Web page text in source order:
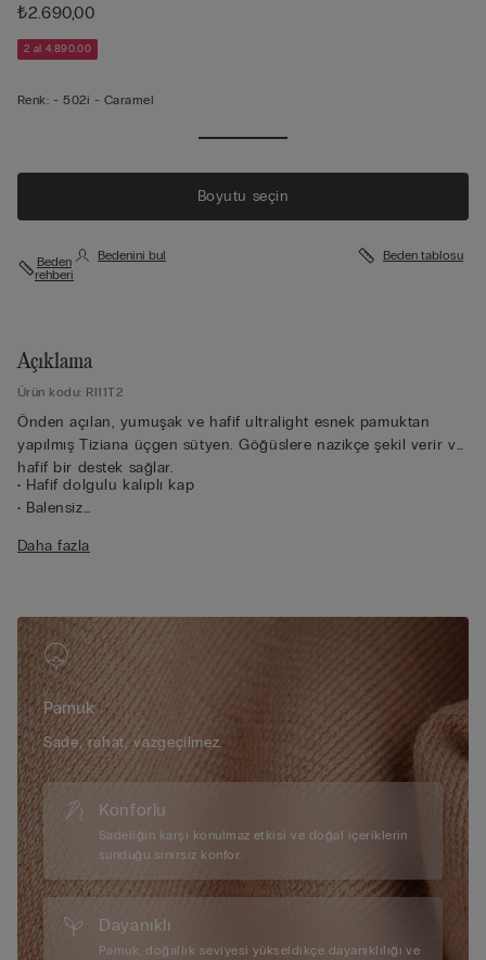
₺2.690,00
2 al 4.890,00
Renk: -502i - Caramel
Boyutu seçin
Beden
rehberi
Bedenini bul Beden tablosu
Açıklama
Ürün kodu: RI11T2
Önden açılan, yumuşak ve hafif ultralight esnek pamuktan
yapılmış Tiziana üçgen sütyen. Göğüslere nazikçe şekil verir ve
hafif bir destek sağlar.
• Hafif dolgulu kalıplı kap
• Balensiz
• Çok yumuşak yan balen
• Göğüsleri daha yuvarlak gösterir
• Modelin boyu 175 cm, giydiği beden 2B / 75B / 34B / 85B /
42B
Daha fazla
Pamuk
Sade, rahat, vazgeçilmez.
Konforlu
Sadeliğin karşı konulmaz etkisi ve doğal içeriklerin
sunduğu sınırsız konfor.
Dayanıklı
Pamuk, doğallık seviyesi yükseldikçe dayanıklılığı ve